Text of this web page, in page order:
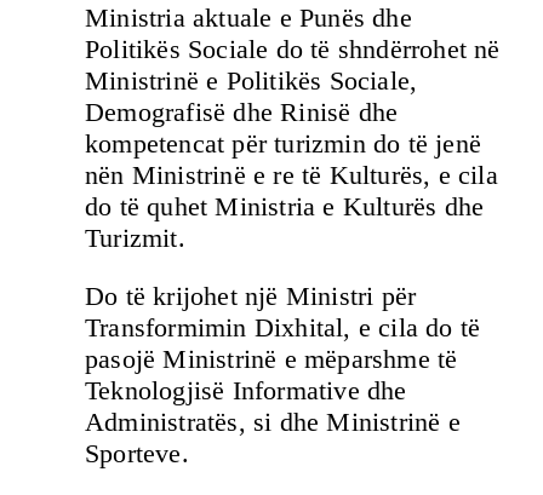
Ministria aktuale e Punës dhe
Politikës Sociale do të shndërrohet në
Ministrinë e Politikës Sociale,
Demografisë dhe Rinisë dhe
kompetencat për turizmin do të jenë
nën Ministrinë e re të Kulturës, e cila
do të quhet Ministria e Kulturës dhe
Turizmit.
Do të krijohet një Ministri për
Transformimin Dixhital, e cila do të
pasojë Ministrinë e mëparshme të
Teknologjisë Informative dhe
Administratës, si dhe Ministrinë e
Sporteve.